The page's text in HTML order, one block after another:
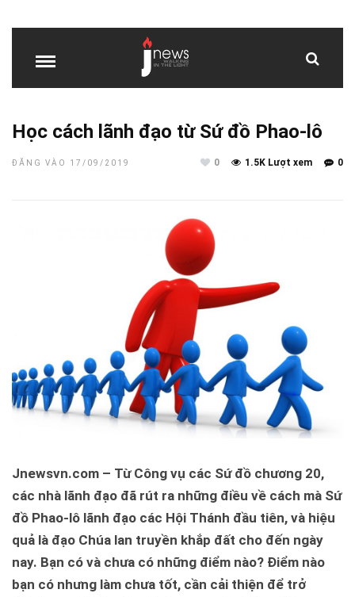
Học cách lãnh đạo từ Sứ đồ Phao-lô
ĐĂNG VÀO 17/09/2019 0
1.5K Lượt xem
0
Jnewsvn.com – Từ Công vụ các Sứ đồ chương 20,
các nhà lãnh đạo đã rút ra những điều về cách mà Sứ
đồ Phao-lô lãnh đạo các Hội Thánh đầu tiên, và hiệu
quả là đạo Chúa lan truyền khắp đất cho đến ngày
nay. Bạn có và chưa có những điểm nào? Điểm nào
bạn có nhưng làm chưa tốt, cần cải thiện để trở